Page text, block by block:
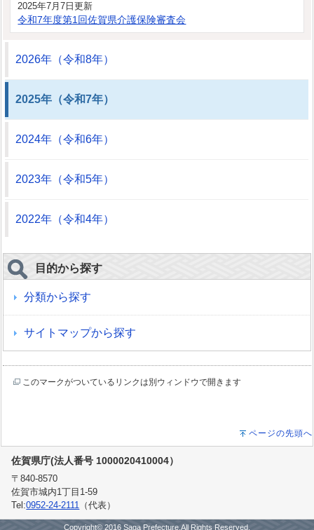
2025年7月7日更新
令和7年度第1回佐賀県介護保険審査会
2026年（令和8年）
2025年（令和7年）
2024年（令和6年）
2023年（令和5年）
2022年（令和4年）
目的から探す
分類から探す
サイトマップから探す
このマークがついているリンクは別ウィンドウで開きます
ページの先頭へ
佐賀県庁(法人番号 1000020410004）
〒840-8570
佐賀市城内1丁目1-59
Tel:0952-24-2111 （代表）
Copyright© 2016 Saga Prefecture.All Rights Reserved.